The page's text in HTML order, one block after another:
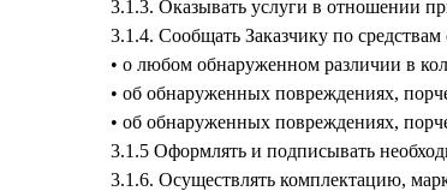
3.1.3. Оказывать услуги в отношении
3.1.4. Сообщать Заказчику по средствам
• о любом обнаруженном различии в
• об обнаруженных повреждениях,
• об обнаруженных повреждениях,
3.1.5 Оформлять и подписывать
3.1.6. Осуществлять комплектацию,